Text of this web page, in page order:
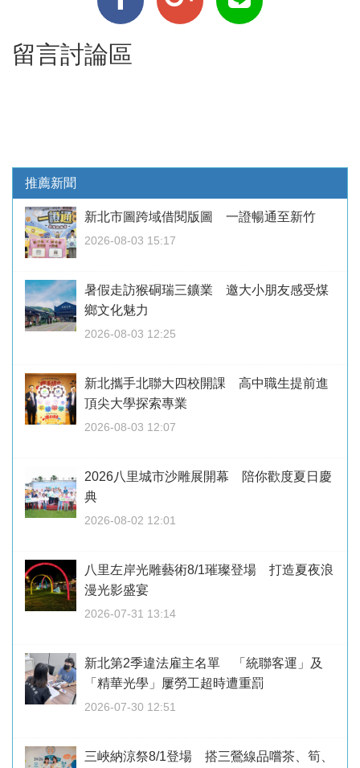
留言討論區
推薦新聞
新北市圖跨域借閱版圖 一證暢通至新竹
2026-08-03 15:17
暑假走訪猴硐瑞三鑛業 邀大小朋友感受煤
鄉文化魅力
2026-08-03 12:25
新北攜手北聯大四校開課 高中職生提前進
頂尖大學探索專業
2026-08-03 12:07
2026八里城市沙雕展開幕 陪你歡度夏日慶
典
2026-08-02 12:01
八里左岸光雕藝術8/1璀璨登場 打造夏夜浪
漫光影盛宴
2026-07-31 13:14
新北第2季違法雇主名單 「統聯客運」及
「精華光學」屢勞工超時遭重罰
2026-07-30 12:51
三峽納涼祭8/1登場 搭三鶯線品嚐茶、筍、